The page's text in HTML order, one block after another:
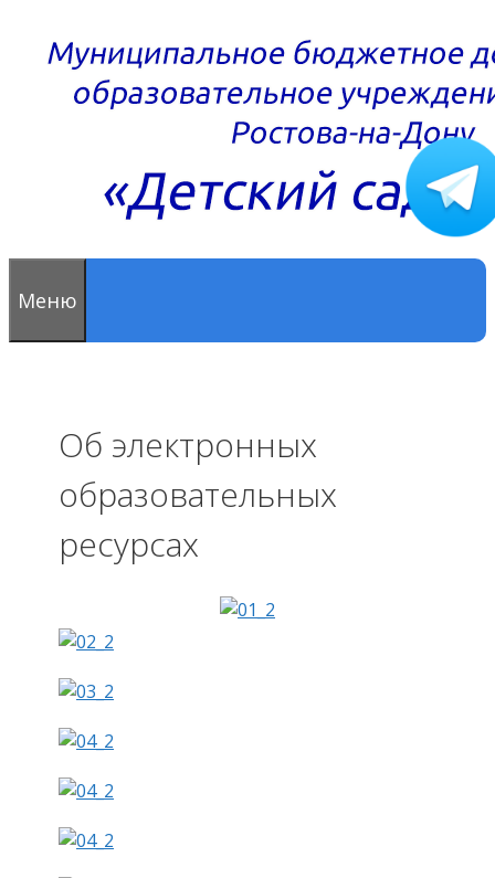
содержимому
Меню
Об электронных
образовательных
ресурсах